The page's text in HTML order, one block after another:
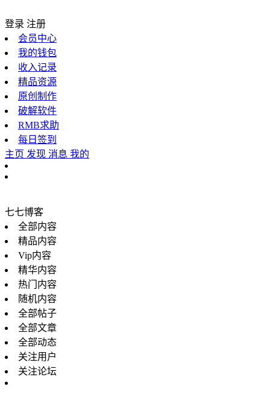
登录 注册
会员中心
我的钱包
收入记录
精品资源
原创制作
破解软件
RMB求助
每日签到
主页 发现 消息 我的
七七博客
全部内容
精品内容
Vip内容
精华内容
热门内容
随机内容
全部帖子
全部文章
全部动态
关注用户
关注论坛